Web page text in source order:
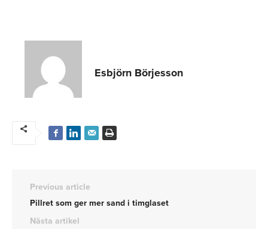
Esbjörn Börjesson
Previous article
Pillret som ger mer sand i timglaset
Nästa artikel